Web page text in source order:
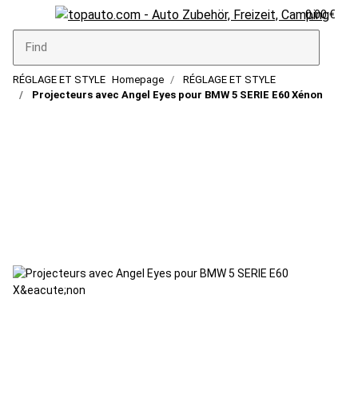
0,00 €
RÉGLAGE ET STYLE Homepage
RÉGLAGE ET STYLE
Projecteurs avec Angel Eyes pour BMW 5 SERIE E60 Xénon